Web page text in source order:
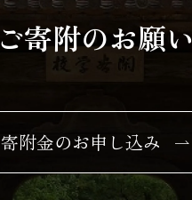
ご寄附のお願い
寄附金のお申し込み